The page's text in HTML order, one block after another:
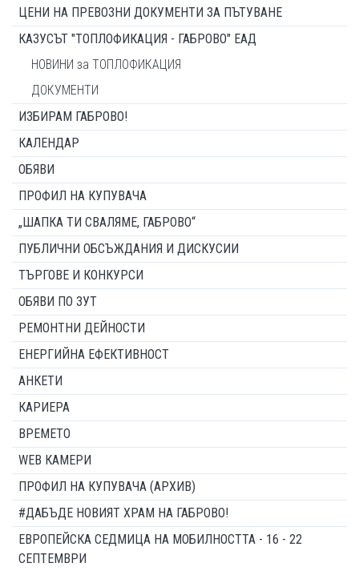
ЦЕНИ НА ПРЕВОЗНИ ДОКУМЕНТИ ЗА ПЪТУВАНЕ
КАЗУСЪТ "ТОПЛОФИКАЦИЯ - ГАБРОВО" ЕАД
НОВИНИ за ТОПЛОФИКАЦИЯ
ДОКУМЕНТИ
ИЗБИРАМ ГАБРОВО!
КАЛЕНДАР
ОБЯВИ
ПРОФИЛ НА КУПУВАЧА
„ШАПКА ТИ СВАЛЯМЕ, ГАБРОВО“
ПУБЛИЧНИ ОБСЪЖДАНИЯ И ДИСКУСИИ
ТЪРГОВЕ И КОНКУРСИ
ОБЯВИ ПО ЗУТ
РЕМОНТНИ ДЕЙНОСТИ
ЕНЕРГИЙНА ЕФЕКТИВНОСТ
АНКЕТИ
КАРИЕРА
ВРЕМЕТО
WEB КАМЕРИ
ПРОФИЛ НА КУПУВАЧА (АРХИВ)
#ДАБЪДЕ НОВИЯТ ХРАМ НА ГАБРОВО!
ЕВРОПЕЙСКА СЕДМИЦА НА МОБИЛНОСТТА - 16 - 22
СЕПТЕМВРИ